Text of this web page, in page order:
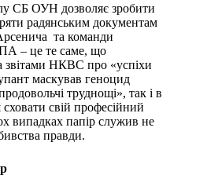
СБ ОУН дозволяє зробити
радянським документам
та команди
– це те саме, що
звітами НКВС про «успіхи
маскував геноцид
труднощі», так і в
свій професійний
випадках папір служив не
правди.